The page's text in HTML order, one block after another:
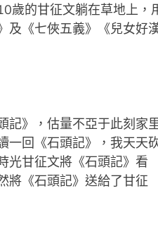
歲的甘征文躺在草地上，
及《七俠五義》《兒女好
記》，估量不亞于此刻家
一回《石頭記》，我天天
光甘征文將《石頭記》看
將《石頭記》送給了甘征